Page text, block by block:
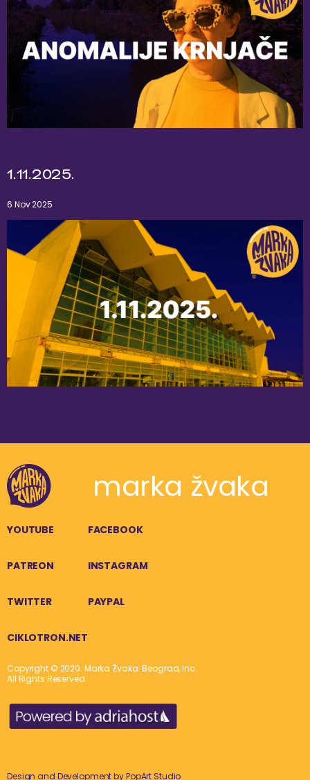
1.11.2025.
6 Nov 2025
marka žvaka
YOUTUBE FACEBOOK
PATREON INSTAGRAM
TWITTER PAYPAL
CIKLOTRON.NET
Copyright © 2020. Marka Žvaka. Beograd, Inc.
All Rights Reserved.
Design and Development byPopArt Studio